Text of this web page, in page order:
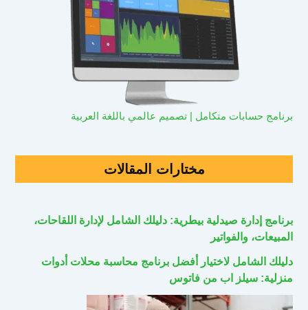
برنامج حسابات متكامل | تصميم عالمي باللغة العربية
مختارات المقالات
برنامج إدارة صيدلية بيطرية: دليلك الشامل لإدارة اللقاحات،
المبيعات، والفواتير
دليلك الشامل لاختيار أفضل برنامج محاسبة محلات أدوات
منزلية: سيلز اب من فاتوس